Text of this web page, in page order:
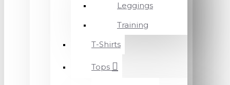
Leggings
Training
T-Shirts
Tops